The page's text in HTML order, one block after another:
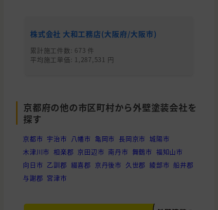
株式会社 大和工務店(大阪府/大阪市)
累計施工件数: 673 件
平均施工単価: 1,287,531 円
京都府の他の市区町村から外壁塗装会社を
探す
京都市 宇治市 八幡市 亀岡市 長岡京市 城陽市
木津川市 相楽郡 京田辺市 南丹市 舞鶴市 福知山市
向日市 乙訓郡 綴喜郡 京丹後市 久世郡 綾部市 船井郡
与謝郡 宮津市